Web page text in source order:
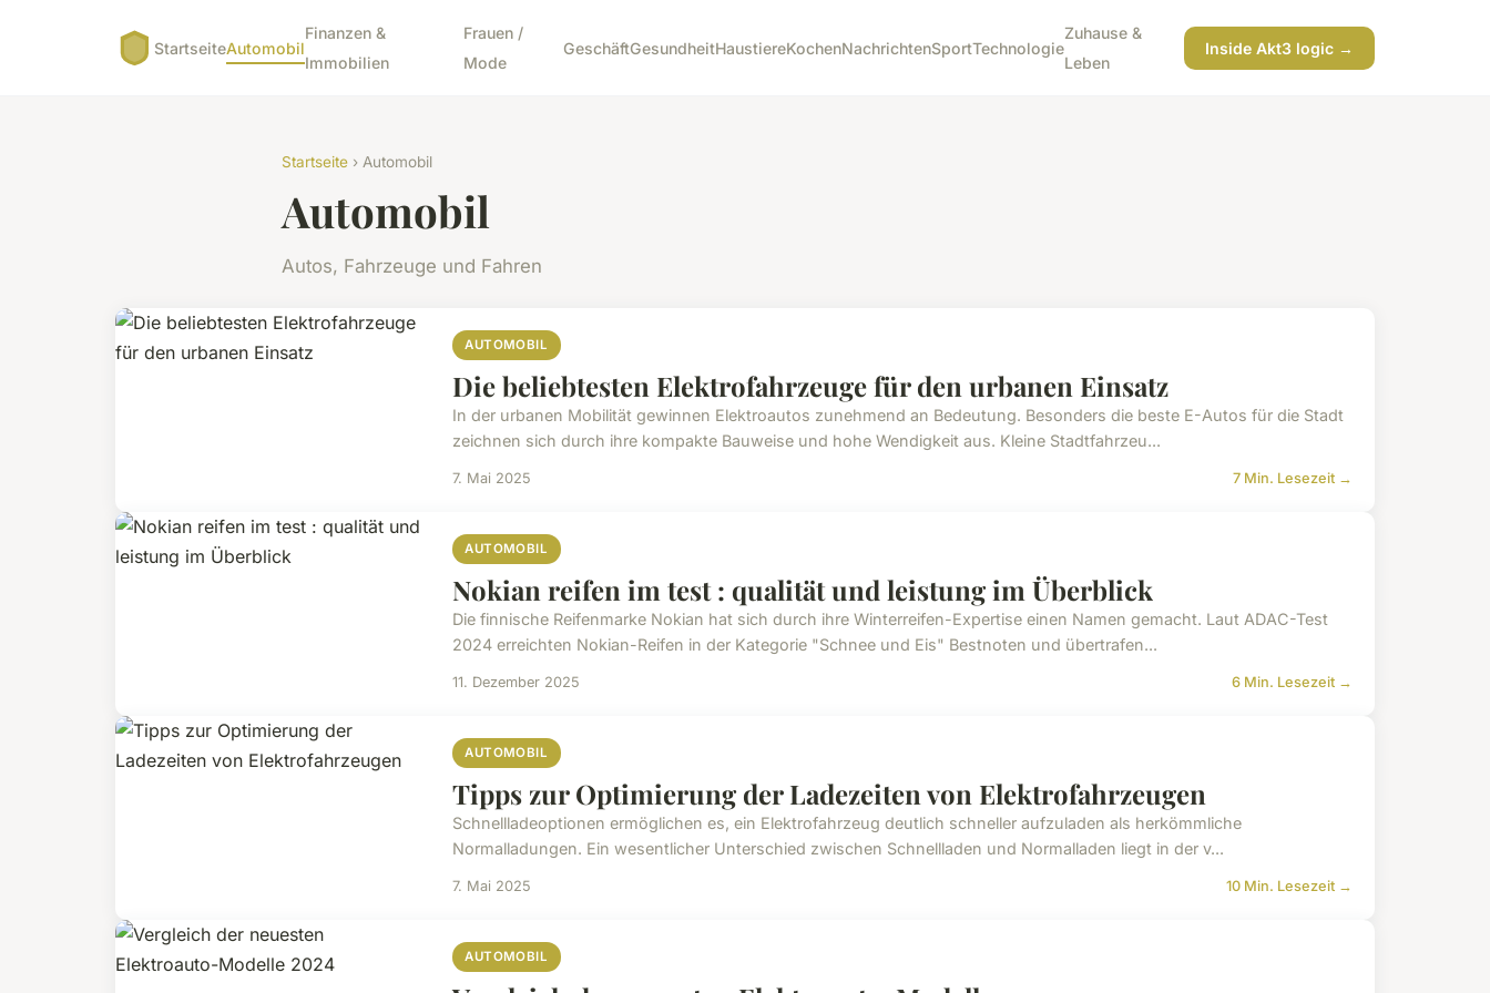
StartseiteAutomobil
Finanzen &
Immobilien
Frauen /
Mode
GeschäftGesundheitHaustiereKochenNachrichtenSportTechnologie
Zuhause &
Leben
Inside Akt3 logic →
Startseite › Automobil
Automobil
Autos, Fahrzeuge und Fahren
AUTOMOBIL
Die beliebtesten Elektrofahrzeuge für den urbanen Einsatz
In der urbanen Mobilität gewinnen Elektroautos zunehmend an Bedeutung. Besonders die beste E-Autos für die Stadt
zeichnen sich durch ihre kompakte Bauweise und hohe Wendigkeit aus. Kleine Stadtfahrzeu...
7. Mai 2025 7 Min. Lesezeit →
AUTOMOBIL
Nokian reifen im test : qualität und leistung im Überblick
Die finnische Reifenmarke Nokian hat sich durch ihre Winterreifen-Expertise einen Namen gemacht. Laut ADAC-Test
2024 erreichten Nokian-Reifen in der Kategorie "Schnee und Eis" Bestnoten und übertrafen...
11. Dezember 2025 6 Min. Lesezeit →
AUTOMOBIL
Tipps zur Optimierung der Ladezeiten von Elektrofahrzeugen
Schnellladeoptionen ermöglichen es, ein Elektrofahrzeug deutlich schneller aufzuladen als herkömmliche
Normalladungen. Ein wesentlicher Unterschied zwischen Schnellladen und Normalladen liegt in der v...
7. Mai 2025 10 Min. Lesezeit →
AUTOMOBIL